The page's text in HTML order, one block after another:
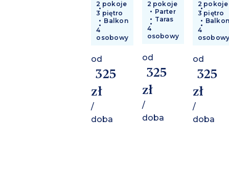
2 pokoje
3 piętro
Balkon
4
osobowy
od
325
zł
/
doba
2 pokoje
Parter
Taras
4
osobowy
od
325
zł
/
doba
2 pokoje
3 piętro
4
od
325
zł
/
doba